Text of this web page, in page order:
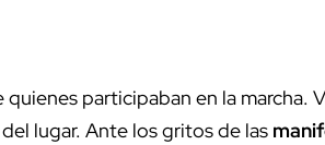
participaban en la marcha.
lugar. Ante los gritos de las